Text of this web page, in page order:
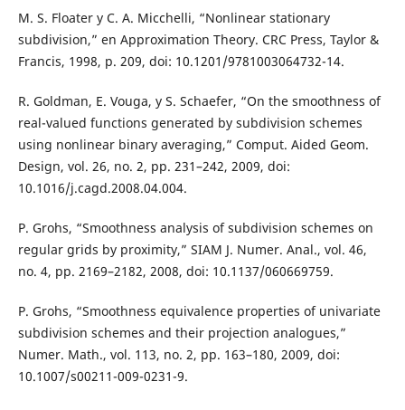
M. S. Floater y C. A. Micchelli, “Nonlinear stationary
subdivision,” en Approximation Theory. CRC Press, Taylor &
Francis, 1998, p. 209, doi: 10.1201/9781003064732-14.
R. Goldman, E. Vouga, y S. Schaefer, “On the smoothness of
real-valued functions generated by subdivision schemes
using nonlinear binary averaging,” Comput. Aided Geom.
Design, vol. 26, no. 2, pp. 231–242, 2009, doi:
10.1016/j.cagd.2008.04.004.
P. Grohs, “Smoothness analysis of subdivision schemes on
regular grids by proximity,” SIAM J. Numer. Anal., vol. 46,
no. 4, pp. 2169–2182, 2008, doi: 10.1137/060669759.
P. Grohs, “Smoothness equivalence properties of univariate
subdivision schemes and their projection analogues,”
Numer. Math., vol. 113, no. 2, pp. 163–180, 2009, doi:
10.1007/s00211-009-0231-9.